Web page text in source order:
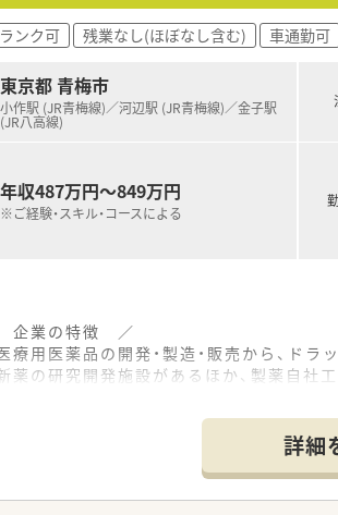
ンク可 残業なし(ほぼなし含む) 車通勤可
東京都 青梅市
小作駅 (JR青梅線)／河辺駅 (JR青梅線)／金子駅
(JR八高線)
年収487万円～849万円
※ご経験・スキル・コースによる
企業の特徴 ／
療用医薬品の開発・製造・販売から、ドラ
薬の研究開発施設があるほか、製薬自社工
ループ全体で1,357店舗を出店。
ラッグストア、調剤併設店、調剤単独店
需形態も総合病院門前型、クリニックモー
応需型と多岐に渡り、社内で多様な店舗
詳細